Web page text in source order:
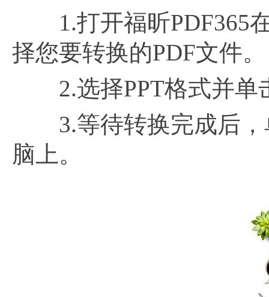
1.打开福昕PDF365在
择您要转换的PDF文件。
2.选择PPT格式并单
3.等待转换完成后，
脑上。